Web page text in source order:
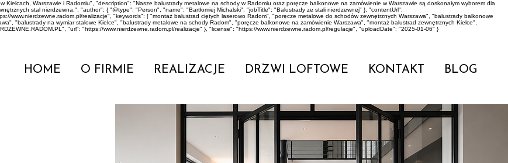
Warszawie i Radomiu", "description": "Nasze balustrady metalowe na schody w Radomiu oraz poręcze balkonowe na zamówienie w Warszawie są doskonałym wyborem dla
stal nierdzewna.", "author": { "@type": "Person", "name": "Bartłomiej Michalski", "jobTitle": "Balustrady ze stali nierdzewnej" }, "contentUrl":
realizacje", "keywords": [ "montaż balustrad ciętych laserowo Radom", "poręcze metalowe do schodów zewnętrznych Warszawa", "balustrady balkonowe
"balustrady na wymiar stalowe Kielce", "balustrady metalowe na schody Radom", "poręcze balkonowe na zamówienie Warszawa", "montaż balustrad zewnętrznych Kielce",
"url": "https://www.nierdzewne.radom.pl/realizacje" }, "license": "https://www.nierdzewne.radom.pl/regulacje", "uploadDate": "2025-01-06" }
HOME O FIRMIE REALIZACJE DRZWI LOFTOWE KONTAKT BLOG